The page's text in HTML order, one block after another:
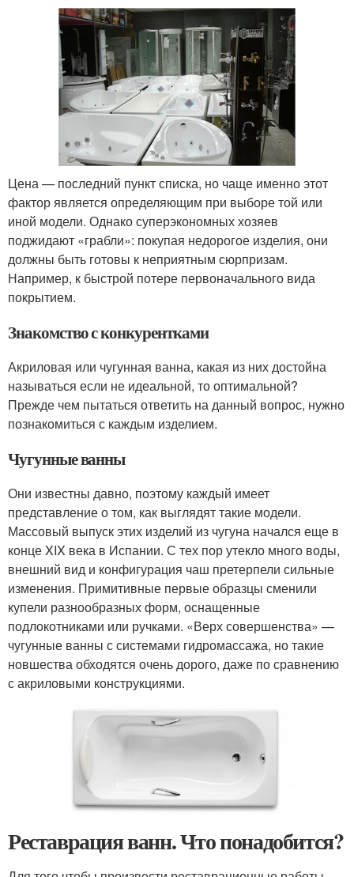
Цена — последний пункт списка, но чаще именно этот
фактор является определяющим при выборе той или
иной модели. Однако суперэкономных хозяев
поджидают «грабли»: покупая недорогое изделия, они
должны быть готовы к неприятным сюрпризам.
Например, к быстрой потере первоначального вида
покрытием.
Знакомство с конкурентками
Акриловая или чугунная ванна, какая из них достойна
называться если не идеальной, то оптимальной?
Прежде чем пытаться ответить на данный вопрос, нужно
познакомиться с каждым изделием.
Чугунные ванны
Они известны давно, поэтому каждый имеет
представление о том, как выглядят такие модели.
Массовый выпуск этих изделий из чугуна начался еще в
конце XIX века в Испании. С тех пор утекло много воды,
внешний вид и конфигурация чаш претерпели сильные
изменения. Примитивные первые образцы сменили
купели разнообразных форм, оснащенные
подлокотниками или ручками. «Верх совершенства» —
чугунные ванны с системами гидромассажа, но такие
новшества обходятся очень дорого, даже по сравнению
с акриловыми конструкциями.
Реставрация ванн. Что понадобится?